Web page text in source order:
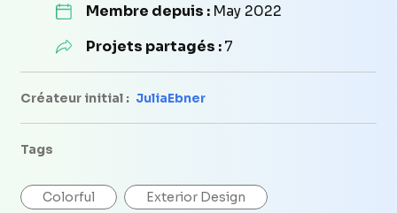
Membre depuis : May 2022
Projets partagés :7
Créateur initial : JuliaEbner
Tags
Colorful Exterior Design